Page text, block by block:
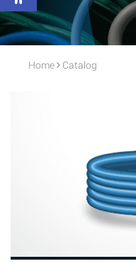
Home Catalog